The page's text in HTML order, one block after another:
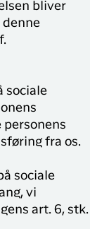
bliver
denne
sociale
personens
fra os.
sociale
vi
art. 6, stk.